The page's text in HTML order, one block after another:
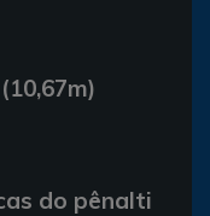
do pênalti